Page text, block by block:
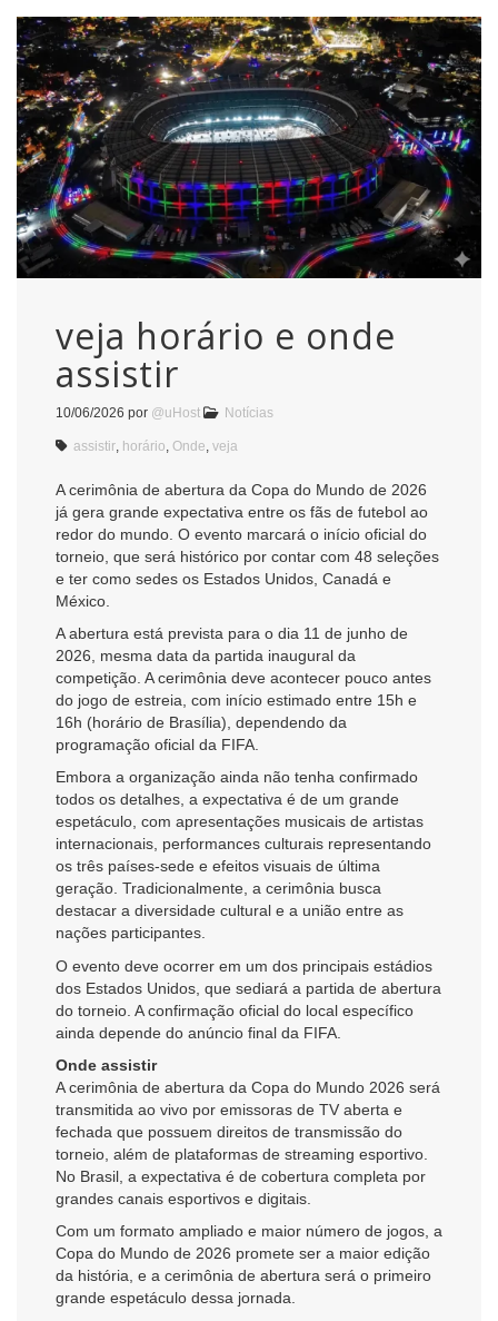
veja horário e onde
assistir
10/06/2026 por @uHost Notícias
assistir horário Onde veja
A cerimônia de abertura da Copa do Mundo de 2026
já gera grande expectativa entre os fãs de futebol ao
redor do mundo. O evento marcará o início oficial do
torneio, que será histórico por contar com 48 seleções
e ter como sedes os Estados Unidos, Canadá e
México.
A abertura está prevista para o dia 11 de junho de
2026, mesma data da partida inaugural da
competição. A cerimônia deve acontecer pouco antes
do jogo de estreia, com início estimado entre 15h e
16h (horário de Brasília), dependendo da
programação oficial da FIFA.
Embora a organização ainda não tenha confirmado
todos os detalhes, a expectativa é de um grande
espetáculo, com apresentações musicais de artistas
internacionais, performances culturais representando
os três países-sede e efeitos visuais de última
geração. Tradicionalmente, a cerimônia busca
destacar a diversidade cultural e a união entre as
nações participantes.
O evento deve ocorrer em um dos principais estádios
dos Estados Unidos, que sediará a partida de abertura
do torneio. A confirmação oficial do local específico
ainda depende do anúncio final da FIFA.
Onde assistir
A cerimônia de abertura da Copa do Mundo 2026 será
transmitida ao vivo por emissoras de TV aberta e
fechada que possuem direitos de transmissão do
torneio, além de plataformas de streaming esportivo.
No Brasil, a expectativa é de cobertura completa por
grandes canais esportivos e digitais.
Com um formato ampliado e maior número de jogos, a
Copa do Mundo de 2026 promete ser a maior edição
da história, e a cerimônia de abertura será o primeiro
grande espetáculo dessa jornada.